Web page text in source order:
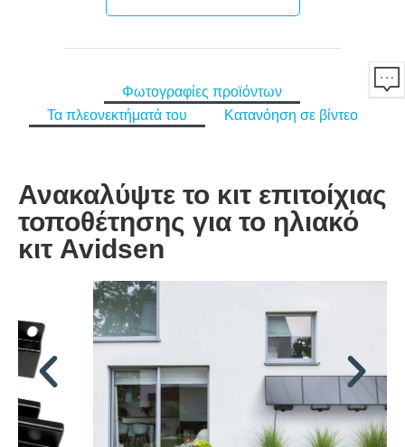
Φωτογραφίες προϊόντων
Τα πλεονεκτήματά του
Κατανόηση σε βίντεο
Ανακαλύψτε το κιτ επιτοίχιας
τοποθέτησης για το ηλιακό
κιτ Avidsen